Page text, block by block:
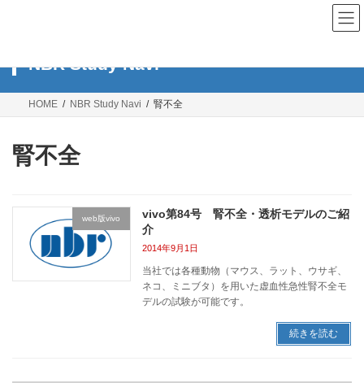
ツ
ス
シ
ン
NBR Study Navi
HOME NBR Study Navi 腎不全
腎不全
web版vivo
vivo第84号 腎不全・透析モデルのご紹
介
2014年9月1日
当社では各種動物（マウス、ラット、ウサギ、
ネコ、ミニブタ）を用いた虚血性急性腎不全モ
デルの試験が可能です。
続きを読む